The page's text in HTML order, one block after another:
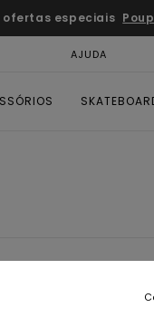
ofertas especiais
AJUDA